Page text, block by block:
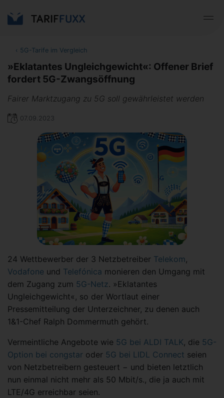
‹ 5G-Tarife im Vergleich
»Eklatantes Ungleichgewicht«: Offener Brief
fordert 5G-Zwangsöffnung
Fairer Marktzugang zu 5G soll gewährleistet werden
07.09.2023
24 Wettbewerber der 3 Netzbetreiber Telekom,
Vodafone und Telefónica monieren den Umgang mit
dem Zugang zum 5G-Netz. »Eklatantes
Ungleichgewicht«, so der Wortlaut einer
Pressemitteilung der Unterzeichner, zu denen auch
1&1-Chef Ralph Dommermuth gehört.
Vermeintliche Angebote wie 5G bei ALDI TALK, die 5G-
Option bei congstar oder 5G bei LIDL Connect seien
von Netzbetreibern gesteuert − und bieten letztlich
nun einmal nicht mehr als 50 Mbit/s., die ja auch mit
LTE/4G erreichbar seien.